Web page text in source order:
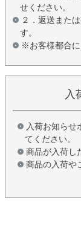
せください。
２．返送また
す。
※お客様都合
入
入荷お知らせ
てください。
商品が入荷し
商品の入荷や